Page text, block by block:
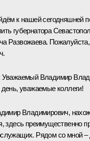
к нашей сегодняшней
губернатора
Развожаева.
Уважаемый Владимир
уважаемые коллеги!
Владимирович,
здесь преимущественно
Рядом со мной –